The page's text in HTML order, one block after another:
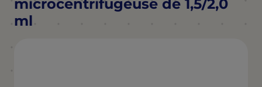
microcentrifugeuse de 1,5/2,0
ml